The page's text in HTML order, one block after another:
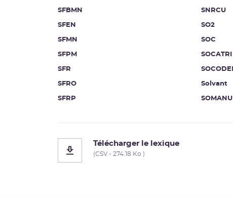
SFBMN
SFEN
SFMN
SFPM
SFR
SFRO
SFRP
SNRCU
SO2
SOC
SOCATRI
SOCODEI
Solvant
SOMANU
Télécharger le lexique
(CSV - 274.18 Ko )